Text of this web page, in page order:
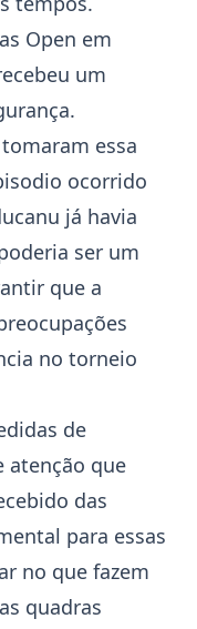
Open em
um
essa
ocorrido
já havia
ser um
que a
no torneio
de
atenção que
das
para essas
no que fazem
quadras